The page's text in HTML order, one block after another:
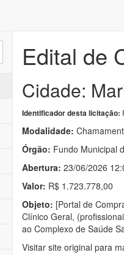
Edital de
Cidade:
Identificador desta licitação:
Modalidade:
Órgão: Fundo Municipal
Abertura: 23/06/2026
Valor: R$ 1.723.778,00
Objeto: [Portal de
Clínico Geral,
ao Complexo de Saúde
Visitar site original para